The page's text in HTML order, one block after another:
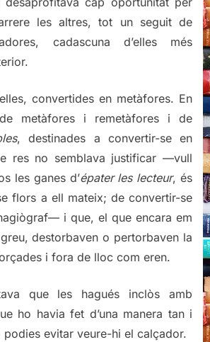
les altres, tot un seguit de
cadascuna d’elles més
convertides en metàfores. En
metàfores i remetàfores i de
, destinades a convertir-se en
res no semblava justificar —vull
les ganes d’épater les lecteur, és
flors a ell mateix; de convertir-se
i que, el que encara em
destorbaven o pertorbaven la
i fora de lloc com eren.
que les hagués inclòs amb
ho havia fet d’una manera tan i
evitar veure-hi el calçador.